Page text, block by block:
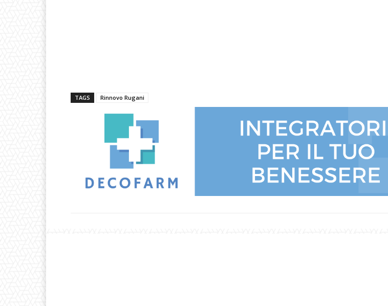
TAGS Rinnovo Rugani